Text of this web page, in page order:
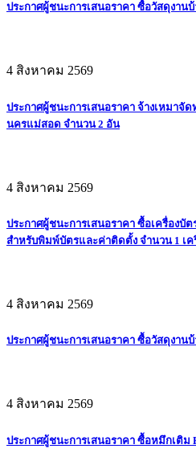
ประกาศผู้ชนะการเสนอราคา ซื้อวัสดุงาน
4 สิงหาคม 2569
ประกาศผู้ชนะการเสนอราคา จ้างเหมาจั
นครแม่สอด จำนวน 2 อัน
4 สิงหาคม 2569
ประกาศผู้ชนะการเสนอราคา ซื้อเครื่องบั
สำหรับพิมพ์บัตรและค่าติดตั้ง จำนวน 1 เค
4 สิงหาคม 2569
ประกาศผู้ชนะการเสนอราคา ซื้อวัสดุงาน
4 สิงหาคม 2569
ประกาศผู้ชนะการเสนอราคา ซื้อหมึกเติม